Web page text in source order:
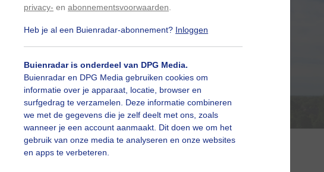
privacy- en abonnementsvoorwaarden
Heb je al een Buienradar-abonnement? Inloggen
Buienradar is onderdeel van DPG Media.
Buienradar en DPG Media gebruiken cookies om
informatie over je apparaat, locatie, browser en
surfgedrag te verzamelen. Deze informatie combineren
we met de gegevens die je zelf deelt met ons, zoals
wanneer je een account aanmaakt. Dit doen we om het
gebruik van onze media te analyseren en onze websites
en apps te verbeteren.
bewolking en soms ook vrij zonnig!
Gebruik je Safari en wil je niet elke dag deze pop-up
Klikhierom dit aan te passen